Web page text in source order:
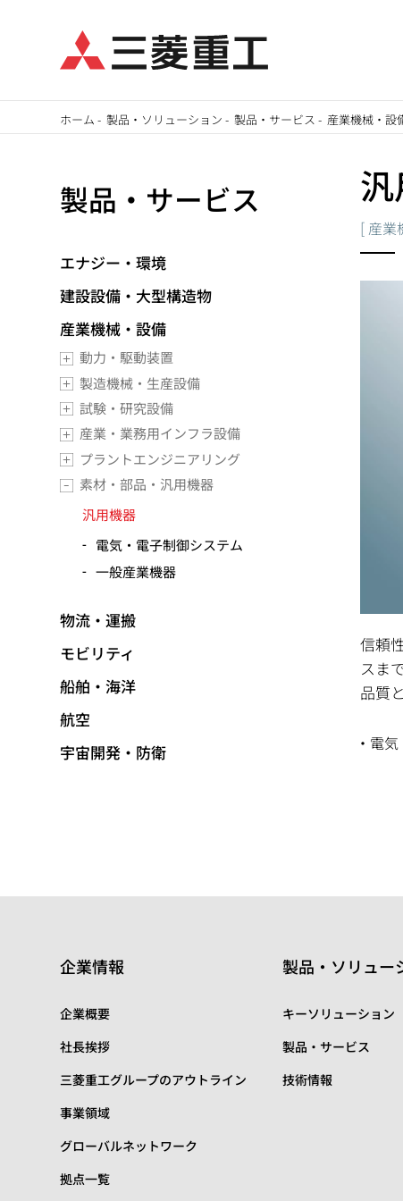
イ
ホーム -製品・ソリューション -製品・サービス - 産業機械・設
[ 産業
信頼
スま
品質
電
製品・サービス
エナジー・環境
建設設備・大型構造物
産業機械・設備
動力・駆動装置
製造機械・生産設備
試験・研究設備
産業・業務用インフラ設備
プラントエンジニアリング
素材・部品・汎用機器
汎用機器
電気・電子制御システム
一般産業機器
物流・運搬
モビリティ
船舶・海洋
航空
宇宙開発・防衛
企業情報
企業概要
社長挨拶
三菱重工グループのアウトライン
事業領域
グローバルネットワーク
拠点一覧
製品・ソリュー
キーソリューション
製品・サービス
技術情報